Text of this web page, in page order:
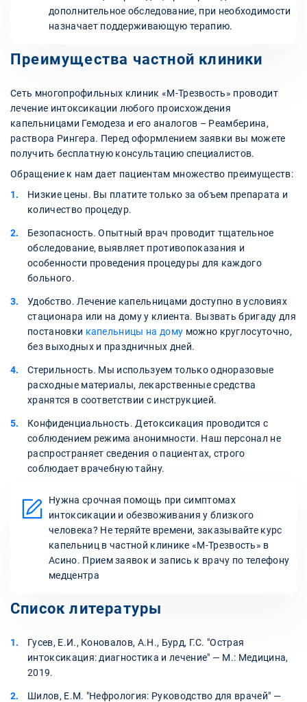
дополнительное обследование, при необходимости
назначает поддерживающую терапию.
Преимущества частной клиники
Сеть многопрофильных клиник «М-Трезвость» проводит
лечение интоксикации любого происхождения
капельницами Гемодеза и его аналогов – Реамберина,
раствора Рингера. Перед оформлением заявки вы можете
получить бесплатную консультацию специалистов.
Обращение к нам дает пациентам множество преимуществ:
Низкие цены. Вы платите только за объем препарата и
количество процедур.
Безопасность. Опытный врач проводит тщательное
обследование, выявляет противопоказания и
особенности проведения процедуры для каждого
больного.
Удобство. Лечение капельницами доступно в условиях
стационара или на дому у клиента. Вызвать бригаду для
постановки капельницы на дому можно круглосуточно,
без выходных и праздничных дней.
Стерильность. Мы используем только одноразовые
расходные материалы, лекарственные средства
хранятся в соответствии с инструкцией.
Конфиденциальность. Детоксикация проводится с
соблюдением режима анонимности. Наш персонал не
распространяет сведения о пациентах, строго
соблюдает врачебную тайну.
Нужна срочная помощь при симптомах
интоксикации и обезвоживания у близкого
человека? Не теряйте времени, заказывайте курс
капельниц в частной клинике «М-Трезвость» в
Асино. Прием заявок и запись к врачу по телефону
медцентра
Список литературы
Гусев, Е.И., Коновалов, А.Н., Бурд, Г.С. "Острая
интоксикация: диагностика и лечение" — М.: Медицина,
2019.
Шилов, Е.М. "Нефрология: Руководство для врачей" —